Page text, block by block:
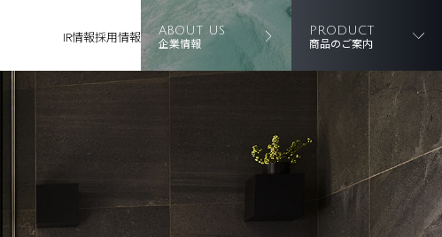
IR情報採用情報 ABOUT US
企業情報
PRODUCT
商品のご案内